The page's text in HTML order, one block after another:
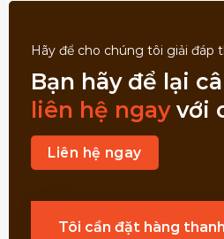
Hãy để cho chúng tôi giải đáp
Bạn hãy để lại
liên hệ ngayvới
Liên hệ ngay
Tôi cần đặt hàng